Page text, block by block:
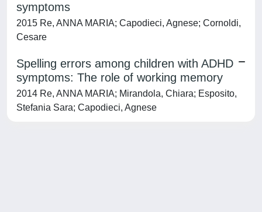
symptoms
2015 Re, ANNA MARIA; Capodieci, Agnese; Cornoldi,
Cesare
Spelling errors among children with ADHD
symptoms: The role of working memory
2014 Re, ANNA MARIA; Mirandola, Chiara; Esposito,
Stefania Sara; Capodieci, Agnese